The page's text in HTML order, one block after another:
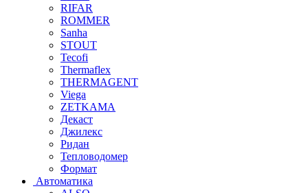
RIFAR
ROMMER
Sanha
STOUT
Tecofi
Thermaflex
THERMAGENT
Viega
ZETKAMA
Декаст
Джилекс
Ридан
Тепловодомер
Формат
Автоматика